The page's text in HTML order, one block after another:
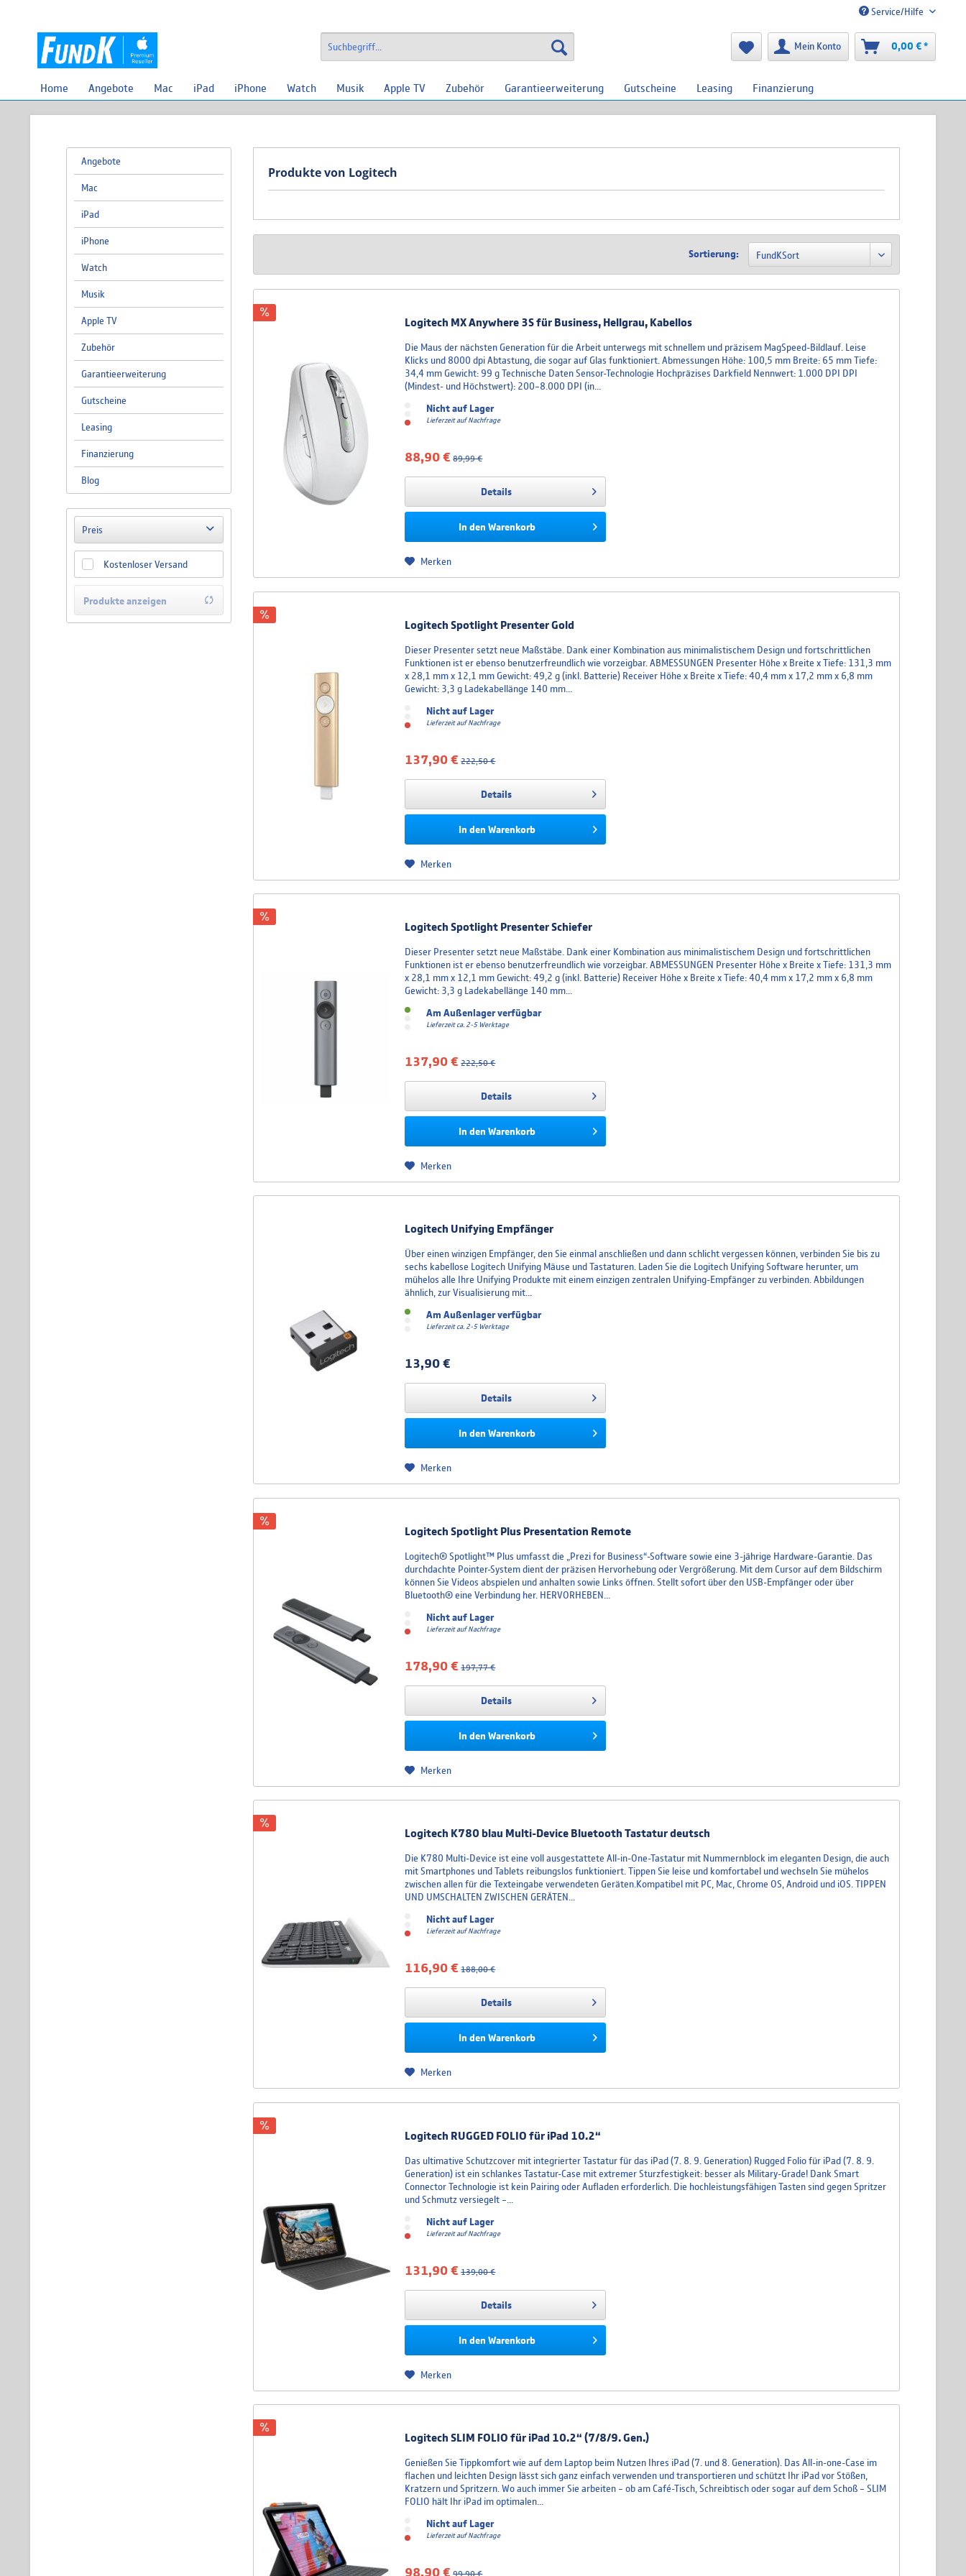
Service/Hilfe
Mein Konto 0,00 € *
Home Angebote Mac iPad iPhone Watch Musik Apple TV Zubehör Garantieerweiterung Gutscheine Leasing Finanzierung
Angebote
Mac
iPad
iPhone
Watch
Musik
Apple TV
Zubehör
Garantieerweiterung
Gutscheine
Leasing
Finanzierung
Blog
Preis
von4,90 €bis1944,90 €
Kostenloser Versand
Produkte anzeigen
Produkte von Logitech
Sortierung:
Logitech MX Anywhere 3S für Business, Hellgrau, Kabellos
Die Maus der nächsten Generation für die Arbeit unterwegs mit schnellem und präzisem MagSpeed-Bildlauf. Leise
Klicks und 8000 dpi Abtastung, die sogar auf Glas funktioniert. Abmessungen Höhe: 100,5 mm Breite: 65 mm Tiefe:
34,4 mm Gewicht: 99 g Technische Daten Sensor-Technologie Hochpräzises Darkfield Nennwert: 1.000 DPI DPI
(Mindest- und Höchstwert): 200–8.000 DPI (in...
Nicht auf Lager
Lieferzeit auf Nachfrage
88,90 € 89,99 €
Details
In den Warenkorb
Merken
Logitech Spotlight Presenter Gold
Dieser Presenter setzt neue Maßstäbe. Dank einer Kombination aus minimalistischem Design und fortschrittlichen
Funktionen ist er ebenso benutzerfreundlich wie vorzeigbar. ABMESSUNGEN Presenter Höhe x Breite x Tiefe: 131,3 mm
x 28,1 mm x 12,1 mm Gewicht: 49,2 g (inkl. Batterie) Receiver Höhe x Breite x Tiefe: 40,4 mm x 17,2 mm x 6,8 mm
Gewicht: 3,3 g Ladekabellänge 140 mm...
Nicht auf Lager
Lieferzeit auf Nachfrage
137,90 € 222,50 €
Details
In den Warenkorb
Merken
Logitech Spotlight Presenter Schiefer
Dieser Presenter setzt neue Maßstäbe. Dank einer Kombination aus minimalistischem Design und fortschrittlichen
Funktionen ist er ebenso benutzerfreundlich wie vorzeigbar. ABMESSUNGEN Presenter Höhe x Breite x Tiefe: 131,3 mm
x 28,1 mm x 12,1 mm Gewicht: 49,2 g (inkl. Batterie) Receiver Höhe x Breite x Tiefe: 40,4 mm x 17,2 mm x 6,8 mm
Gewicht: 3,3 g Ladekabellänge 140 mm...
Am Außenlager verfügbar
Lieferzeit ca. 2-5 Werktage
137,90 € 222,50 €
Details
In den Warenkorb
Merken
Logitech Unifying Empfänger
Über einen winzigen Empfänger, den Sie einmal anschließen und dann schlicht vergessen können, verbinden Sie bis zu
sechs kabellose Logitech Unifying Mäuse und Tastaturen. Laden Sie die Logitech Unifying Software herunter, um
mühelos alle Ihre Unifying Produkte mit einem einzigen zentralen Unifying-Empfänger zu verbinden. Abbildungen
ähnlich, zur Visualisierung mit...
Am Außenlager verfügbar
Lieferzeit ca. 2-5 Werktage
13,90 €
Details
In den Warenkorb
Merken
Logitech Spotlight Plus Presentation Remote
Logitech® Spotlight™ Plus umfasst die „Prezi for Business“-Software sowie eine 3-jährige Hardware-Garantie. Das
durchdachte Pointer-System dient der präzisen Hervorhebung oder Vergrößerung. Mit dem Cursor auf dem Bildschirm
können Sie Videos abspielen und anhalten sowie Links öffnen. Stellt sofort über den USB-Empfänger oder über
Bluetooth® eine Verbindung her. HERVORHEBEN...
Nicht auf Lager
Lieferzeit auf Nachfrage
178,90 € 197,77 €
Details
In den Warenkorb
Merken
Logitech K780 blau Multi-Device Bluetooth Tastatur deutsch
Die K780 Multi-Device ist eine voll ausgestattete All-in-One-Tastatur mit Nummernblock im eleganten Design, die auch
mit Smartphones und Tablets reibungslos funktioniert. Tippen Sie leise und komfortabel und wechseln Sie mühelos
zwischen allen für die Texteingabe verwendeten Geräten.Kompatibel mit PC, Mac, Chrome OS, Android und iOS. TIPPEN
UND UMSCHALTEN ZWISCHEN GERÄTEN...
Nicht auf Lager
Lieferzeit auf Nachfrage
116,90 € 188,00 €
Details
In den Warenkorb
Merken
Logitech RUGGED FOLIO für iPad 10.2“
Das ultimative Schutzcover mit integrierter Tastatur für das iPad (7. 8. 9. Generation) Rugged Folio für iPad (7. 8. 9.
Generation) ist ein schlankes Tastatur-Case mit extremer Sturzfestigkeit: besser als Military-Grade! Dank Smart
Connector Technologie ist kein Pairing oder Aufladen erforderlich. Die hochleistungsfähigen Tasten sind gegen Spritzer
und Schmutz versiegelt –...
Nicht auf Lager
Lieferzeit auf Nachfrage
131,90 € 139,00 €
Details
In den Warenkorb
Merken
Logitech SLIM FOLIO für iPad 10.2“ (7/8/9. Gen.)
Genießen Sie Tippkomfort wie auf dem Laptop beim Nutzen Ihres iPad (7. und 8. Generation). Das All-in-one-Case im
flachen und leichten Design lässt sich ganz einfach verwenden und transportieren und schützt Ihr iPad vor Stößen,
Kratzern und Spritzern. Wo auch immer Sie arbeiten – ob am Café-Tisch, Schreibtisch oder sogar auf dem Schoß – SLIM
FOLIO hält Ihr iPad im optimalen...
Nicht auf Lager
Lieferzeit auf Nachfrage
98,90 € 99,90 €